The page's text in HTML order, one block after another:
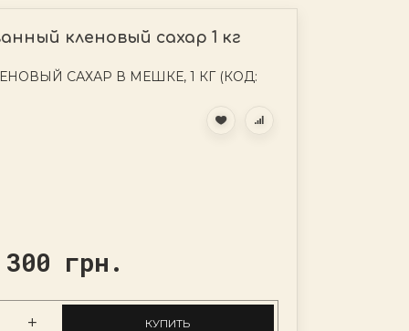
кленовый сахар 1 кг
САХАР В МЕШКЕ, 1 КГ (КОД:
грн.
КУПИТЬ